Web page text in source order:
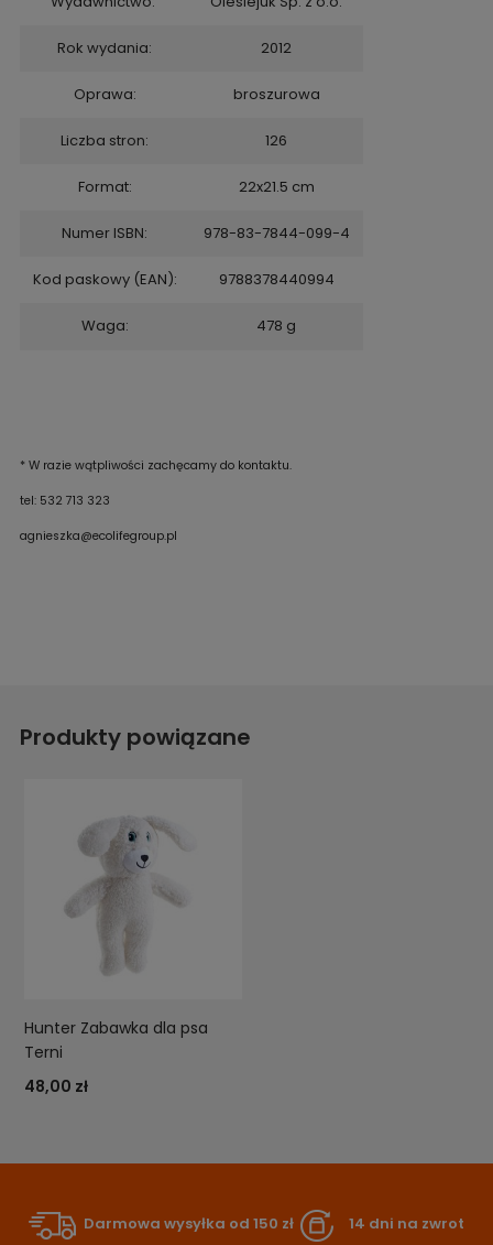
Rok wydania: 2012
Oprawa: broszurowa
Liczba stron: 126
Format: 22x21.5 cm
Numer ISBN: 978-83-7844-099-4
Kod paskowy (EAN): 9788378440994
Waga: 478 g
* W razie wątpliwości zachęcamy do kontaktu.
tel: 532 713 323
agnieszka@ecolifegroup.pl
Produkty powiązane
Hunter Zabawka dla psa
Terni
48,00 zł
Darmowa wysyłka od 150 zł 14 dni na zwrot